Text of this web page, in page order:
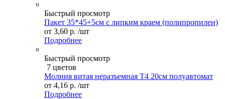
Быстрый просмотр
Пакет 35*45+5см с липким краем (полипропилен)
от 3,60 р. /шт
Подробнее
Быстрый просмотр
7 цветов
Молния витая неразъемная Т4 20см полуавтомат
от 4,16 р. /шт
Подробнее